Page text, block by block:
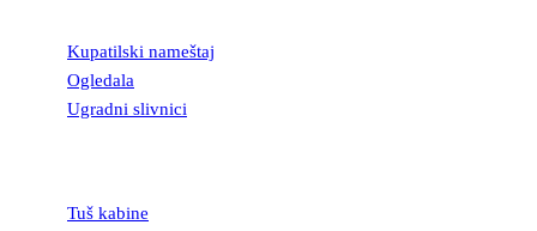
Kupatilski nameštaj
Ogledala
Ugradni slivnici
Tuš kabine